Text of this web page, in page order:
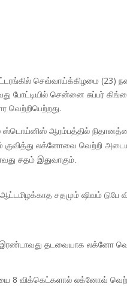
செவ்வாய்க்கிழமை (23)
போட்டியில் சென்னை சுப்பர்
ஸ்டொய்னிஸ் ஆரம்பத்தில்
குவித்து லக்னோவை வெற்றி
சதம் இதுவாகும்.
சதமும் ஷிவம் டுபே
தடவையாக லக்னோ
விக்கெட்களால் லக்னோவ்